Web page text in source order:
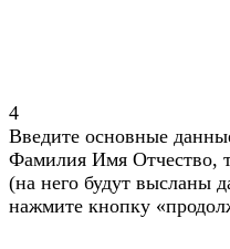
4
Введите основные
Фамилия Имя Отчество,
(на него будут высланы
нажмите кнопку